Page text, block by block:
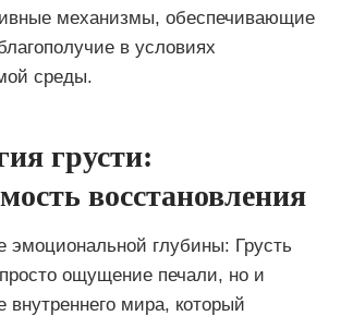
механизмы, обеспечивающие
в условиях
среды.
грусти:
восстановления
эмоциональной глубины: Грусть
ощущение печали, но и
внутреннего мира, который